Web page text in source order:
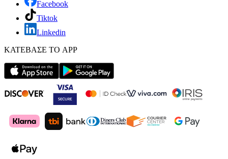
Facebook
Tiktok
Linkedin
ΚΑΤΕΒΑΣΕ ΤΟ APP